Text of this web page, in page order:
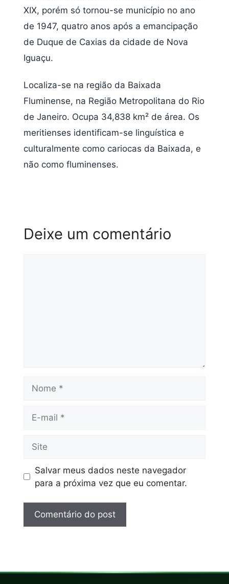
XIX, porém só tornou-se município no ano
de 1947, quatro anos após a emancipação
de Duque de Caxias da cidade de Nova
Iguaçu.
Localiza-se na região da Baixada
Fluminense, na Região Metropolitana do Rio
de Janeiro. Ocupa 34,838 km² de área. Os
meritienses identificam-se linguística e
culturalmente como cariocas da Baixada, e
não como fluminenses.
Deixe um comentário
Salvar meus dados neste navegador
para a próxima vez que eu comentar.